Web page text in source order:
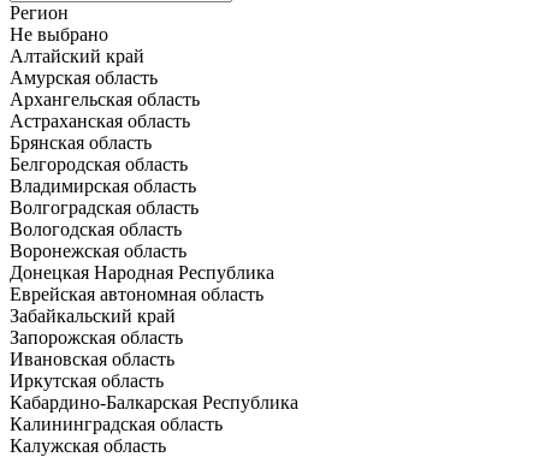
Регион
Не выбрано
Алтайский край
Амурская область
Архангельская область
Астраханская область
Брянская область
Белгородская область
Владимирская область
Волгоградская область
Вологодская область
Воронежская область
Донецкая Народная Республика
Еврейская автономная область
Забайкальский край
Запорожская область
Ивановская область
Иркутская область
Кабардино-Балкарская Республика
Калининградская область
Калужская область